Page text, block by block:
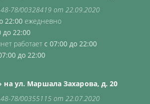
78/00328419 от 22.09.2020
22:00 ежедневно
до 22:00
работает с 07:00 до 22:00
до 22:00
ул. Маршала Захарова, д. 20
78/00355115 от 22.07.2020